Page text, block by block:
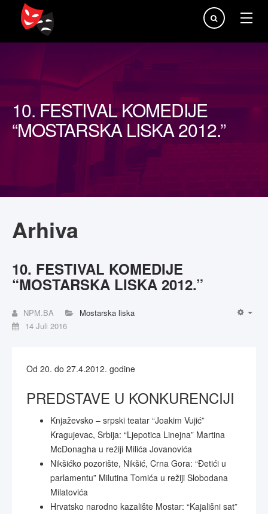
Traži...
10. FESTIVAL KOMEDIJE
“MOSTARSKA LISKA 2012.”
Arhiva
10. FESTIVAL KOMEDIJE
“MOSTARSKA LISKA 2012.”
NPM.BA
Mostarska liska
14 Juli 2016
Od 20. do 27.4.2012. godine
PREDSTAVE U KONKURENCIJI
Knjaževsko – srpski teatar “Joakim Vujić”
Kragujevac, Srbija: “Ljepotica Linejna” Martina
McDonagha u režiji Milića Jovanovića
Nikšićko pozorište, Nikšić, Crna Gora: “Đetići u
parlamentu” Milutina Tomića u režiji Slobodana
Milatovića
Hrvatsko narodno kazalište Mostar: “Kajališni sat”